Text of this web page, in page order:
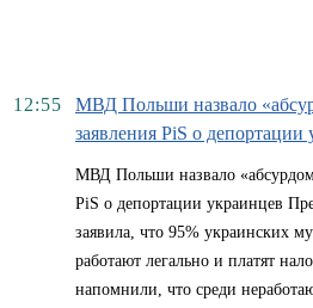
12:55
МВД Польши назвало
заявления PiS о депортации
МВД Польши назвало
PiS о депортации украинцев
заявила, что 95% украинских
работают легально и платят
напомнили, что среди